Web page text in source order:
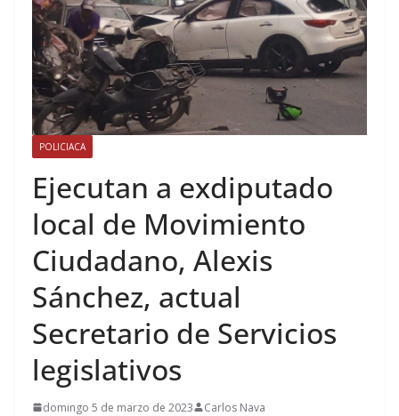
POLICIACA
Ejecutan a exdiputado
local de Movimiento
Ciudadano, Alexis
Sánchez, actual
Secretario de Servicios
legislativos
domingo 5 de marzo de 2023 Carlos Nava